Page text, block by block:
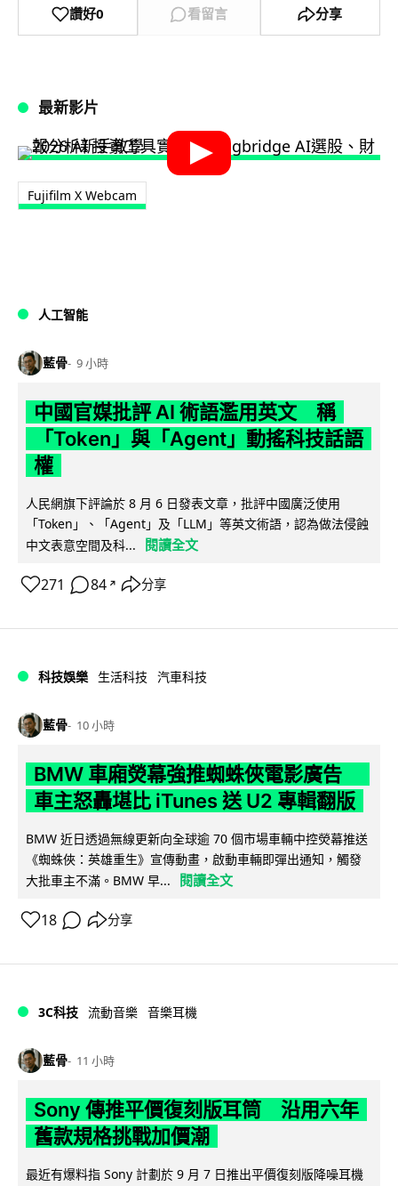
讚好0 看留言 分享
最新影片
Fujifilm X Webcam
人工智能
藍骨 9 小時
中國官媒批評 AI 術語濫用英文 稱
「Token」與「Agent」動搖科技話語
權
人民網旗下評論於 8 月 6 日發表文章，批評中國廣泛使用
「Token」、「Agent」及「LLM」等英文術語，認為做法侵蝕
中文表意空間及科...
閱讀全文
271 84 ↗ 分享
科技娛樂 生活科技 汽車科技
藍骨 10 小時
BMW 車廂熒幕強推蜘蛛俠電影廣告
車主怒轟堪比 iTunes 送 U2 專輯翻版
BMW 近日透過無線更新向全球逾 70 個市場車輛中控熒幕推送
《蜘蛛俠：英雄重生》宣傳動畫，啟動車輛即彈出通知，觸發
大批車主不滿。BMW 早...
閱讀全文
18 分享
3C科技 流動音樂 音樂耳機
藍骨 11 小時
Sony 傳推平價復刻版耳筒 沿用六年
舊款規格挑戰加價潮
最近有爆料指 Sony 計劃於 9 月 7 日推出平價復刻版降噪耳機